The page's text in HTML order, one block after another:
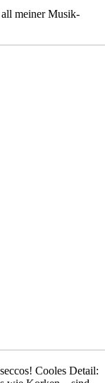
meiner Musik-
Cooles Detail: